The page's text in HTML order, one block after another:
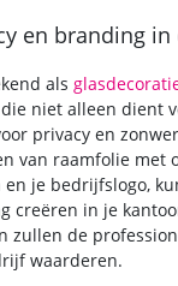
en branding in
als
niet alleen dient
privacy en
van raamfolie met
je bedrijfslogo,
creëren in je
zullen de
waarderen.